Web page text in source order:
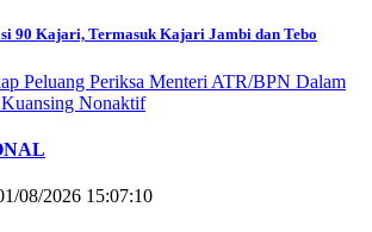
90 Kajari, Termasuk Kajari Jambi dan Tebo
08/2026 15:07:10